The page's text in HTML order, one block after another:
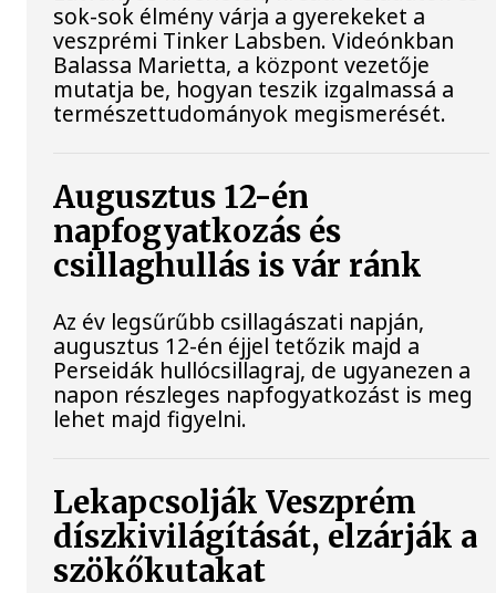
sok-sok élmény várja a gyerekeket a
veszprémi Tinker Labsben. Videónkban
Balassa Marietta, a központ vezetője
mutatja be, hogyan teszik izgalmassá a
természettudományok megismerését.
Augusztus 12-én
napfogyatkozás és
csillaghullás is vár ránk
Az év legsűrűbb csillagászati napján,
augusztus 12-én éjjel tetőzik majd a
Perseidák hullócsillagraj, de ugyanezen a
napon részleges napfogyatkozást is meg
lehet majd figyelni.
Lekapcsolják Veszprém
díszkivilágítását, elzárják a
szökőkutakat